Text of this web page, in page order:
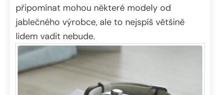
připomínat mohou některé modely od
jablečného výrobce, ale to nejspíš většině
lidem vadit nebude.